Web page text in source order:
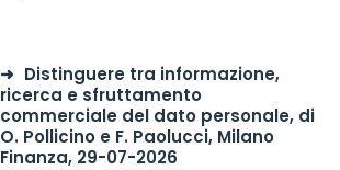
Distinguere tra informazione,
ricerca e sfruttamento
commerciale del dato personale, di
O. Pollicino e F. Paolucci, Milano
Finanza, 29-07-2026